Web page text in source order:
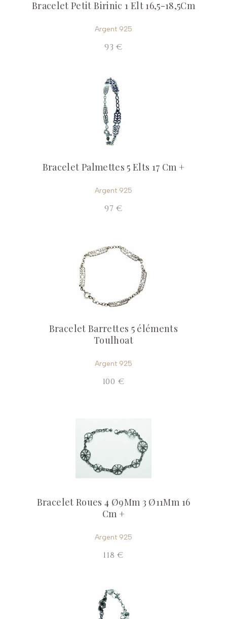
Bracelet Petit Birinic 1 Elt 16,5-18,5Cm
Argent 925
93 €
Bracelet Palmettes 5 Elts 17 Cm +
Argent 925
97 €
Bracelet Barrettes 5 éléments
Toulhoat
Argent 925
100 €
Bracelet Roues 4 Ø9Mm 3 Ø11Mm 16
Cm +
Argent 925
118 €